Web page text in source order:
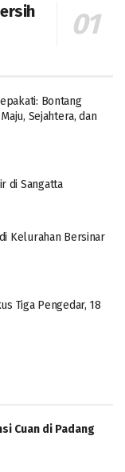
Bontang
Sejahtera, dan
di Sangatta
Kelurahan Bersinar
Tiga Pengedar, 18
Cuan di Padang